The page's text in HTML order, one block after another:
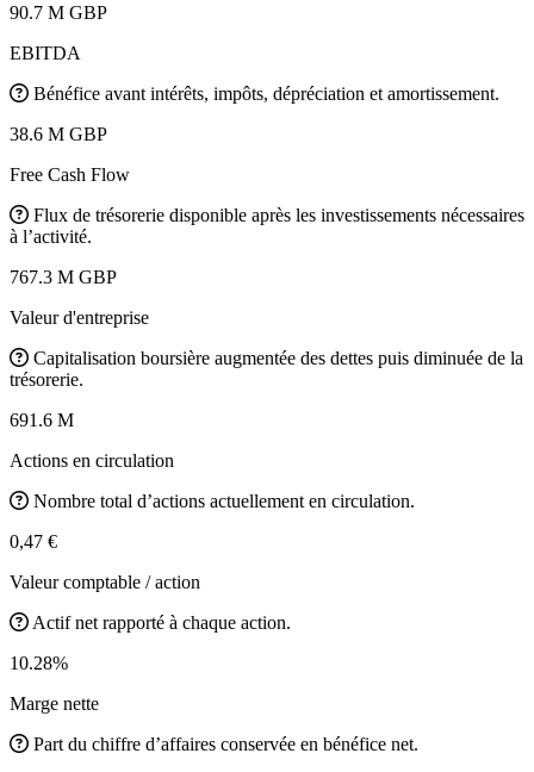
90.7 M GBP
EBITDA
Bénéfice avant intérêts, impôts, dépréciation et amortissement.
38.6 M GBP
Free Cash Flow
Flux de trésorerie disponible après les investissements nécessaires
à l’activité.
767.3 M GBP
Valeur d'entreprise
Capitalisation boursière augmentée des dettes puis diminuée de la
trésorerie.
691.6 M
Actions en circulation
Nombre total d’actions actuellement en circulation.
0,47 €
Valeur comptable / action
Actif net rapporté à chaque action.
10.28%
Marge nette
Part du chiffre d’affaires conservée en bénéfice net.